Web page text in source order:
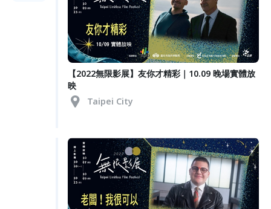
【2022無限影展】友你才精彩｜10.09 晚場實體放
映
Taipei City